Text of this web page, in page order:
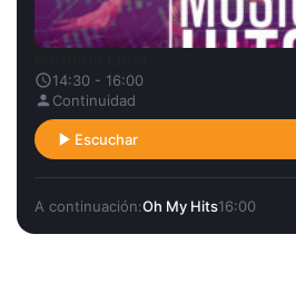
14:30 - 16:00
Continuidad
Escuchar
A continuación:Oh My Hits16:00